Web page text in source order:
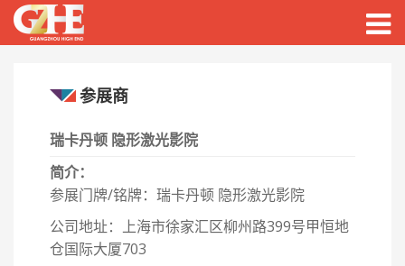
参展商
瑞卡丹顿 隐形激光影院
简介：
参展门牌/铭牌：瑞卡丹顿 隐形激光影院
公司地址：上海市徐家汇区柳州路399号甲恒地
仓国际大厦703